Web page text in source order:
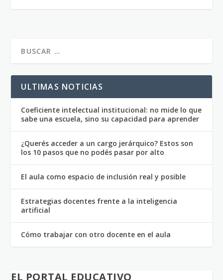
ULTIMAS NOTICIAS
Coeficiente intelectual institucional: no mide lo que
sabe una escuela, sino su capacidad para aprender
¿Querés acceder a un cargo jerárquico? Estos son
los 10 pasos que no podés pasar por alto
El aula como espacio de inclusión real y posible
Estrategias docentes frente a la inteligencia
artificial
Cómo trabajar con otro docente en el aula
EL PORTAL EDUCATIVO